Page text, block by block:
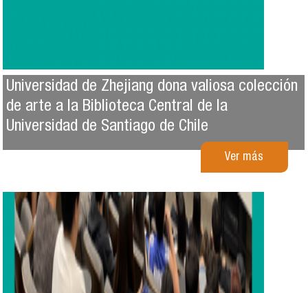
Universidad de Zhejiang dona valiosa colección
de arte a la Biblioteca Central de la
Universidad de Santiago de Chile
Ver más